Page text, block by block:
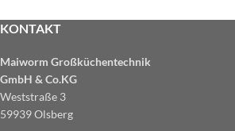
KONTAKT
Maiworm Großküchentechnik
GmbH & Co.KG
Weststraße 3
59939 Olsberg